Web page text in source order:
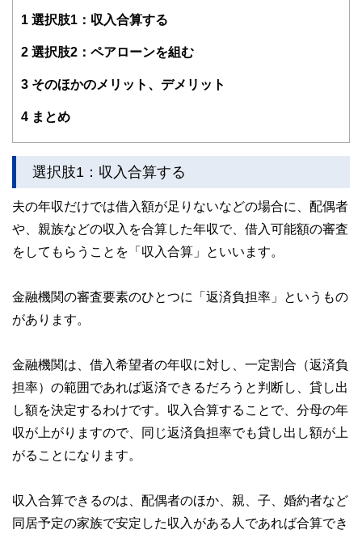
に努めるとともに、自らが経験した「サラリーマンの退職、
として、個別相談、セミナー講師など精力的に活動。また、
住者への支援を実施。妻と長女と犬１匹。
1 選択肢1：収入合算する
2 選択肢2：ペアローンを組む
3 そのほかのメリット、デメリット
4 まとめ
選択肢1：収入合算する
夫の年収だけでは借入額が足りないなどの場合に、配偶者
や、親族などの収入を合算した年収で、借入可能額の審査
をしてもらうことを「収入合算」といいます。
金融機関の審査要素のひとつに「返済負担率」というもの
があります。
金融機関は、借入希望者の年収に対し、一定割合（返済負
担率）の範囲であれば返済できるだろうと判断し、貸し出
し額を決定するわけです。収入合算することで、分母の年
収が上がりますので、同じ返済負担率でも貸し出し額が上
がることになります。
収入合算できるのは、配偶者のほか、親、子、婚約者など
同居予定の家族で安定した収入がある人であれば合算でき